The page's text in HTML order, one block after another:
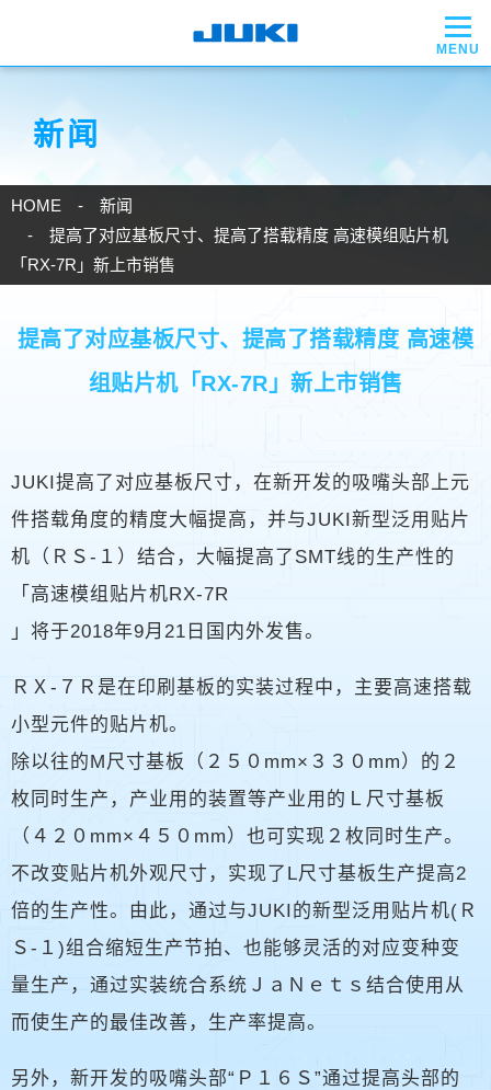
新闻
HOME
新闻
提高了对应基板尺寸、提高了搭载精度 高速模组贴片机
「RX-7R」新上市销售
提高了对应基板尺寸、提高了搭载精度 高速模
组贴片机「RX-7R」新上市销售
JUKI提高了对应基板尺寸，在新开发的吸嘴头部上元
件搭载角度的精度大幅提高，并与JUKI新型泛用贴片
机（ＲＳ-１）结合，大幅提高了SMT线的生产性的
「高速模组贴片机RX-7R
」将于2018年9月21日国内外发售。
ＲＸ-７Ｒ是在印刷基板的实装过程中，主要高速搭载
小型元件的贴片机。
除以往的M尺寸基板（２５０mm×３３０mm）的２
枚同时生产，产业用的装置等产业用的Ｌ尺寸基板
（４２０mm×４５０mm）也可实现２枚同时生产。
不改变贴片机外观尺寸，实现了L尺寸基板生产提高2
倍的生产性。由此，通过与JUKI的新型泛用贴片机(Ｒ
Ｓ-１)组合缩短生产节拍、也能够灵活的对应变种变
量生产，通过实装统合系统ＪａＮｅｔｓ结合使用从
而使生产的最佳改善，生产率提高。
另外，新开发的吸嘴头部“Ｐ１６Ｓ”通过提高头部的